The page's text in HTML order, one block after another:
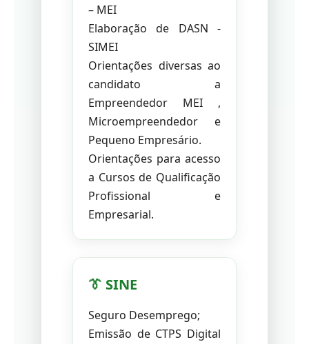
– MEI
Elaboração de DASN -
SIMEI
Orientações diversas ao
candidato a
Empreendedor MEI ,
Microempreendedor e
Pequeno Empresário.
Orientações para acesso
a Cursos de Qualificação
Profissional e
Empresarial.
👔 SINE
Seguro Desemprego;
Emissão de CTPS Digital